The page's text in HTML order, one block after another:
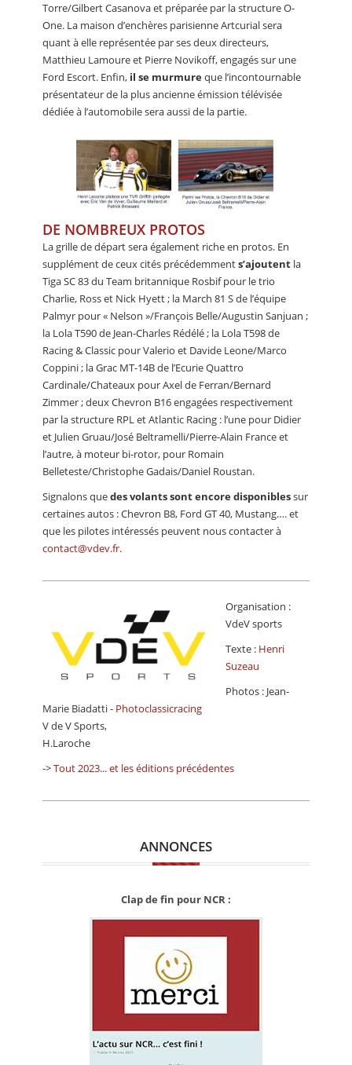
Torre/Gilbert Casanova et préparée par la structure O-
One. La maison d’enchères parisienne Artcurial sera
quant à elle représentée par ses deux directeurs,
Matthieu Lamoure et Pierre Novikoff, engagés sur une
Ford Escort. Enfin, il se murmureque l’incontournable
présentateur de la plus ancienne émission télévisée
dédiée à l’automobile sera aussi de la partie.
DE NOMBREUX PROTOS
La grille de départ sera également riche en protos. En
supplément de ceux cités précédemments’ajoutent la
Tiga SC 83 du Team britannique Rosbif pour le trio
Charlie, Ross et Nick Hyett ; la March 81 S de l’équipe
Palmyr pour « Nelson »/François Belle/Augustin Sanjuan ;
la Lola T590 de Jean-Charles Rédélé ; la Lola T598 de
Racing & Classic pour Valerio et Davide Leone/Marco
Coppini ; la Grac MT-14B de l’Ecurie Quattro
Cardinale/Chateaux pour Axel de Ferran/Bernard
Zimmer ; deux Chevron B16 engagées respectivement
par la structure RPL et Atlantic Racing : l’une pour Didier
et Julien Gruau/José Beltramelli/Pierre-Alain France et
l’autre, à moteur bi-rotor, pour Romain
Belleteste/Christophe Gadais/Daniel Roustan.
Signalons quedes volants sont encore disponiblessur
certaines autos : Chevron B8, Ford GT 40, Mustang…. et
que les pilotes intéressés peuvent nous contacter à
contact@vdev.fr.
Organisation :
VdeV sports
Texte : Henri
Suzeau
Photos : Jean-
Marie Biadatti - Photoclassicracing
V de V Sports,
H.Laroche
->Tout 2023... et les éditions précédentes
ANNONCES
Clap de fin pour NCR :